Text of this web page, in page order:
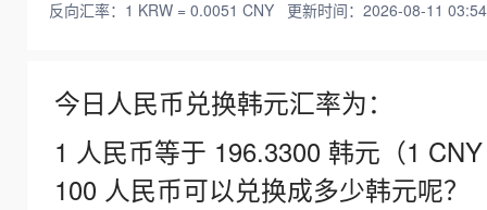
反向汇率：1 KRW = 0.0051 CNY 更新时间：2026-08-11
今日人民币兑换韩元汇率为：
1 人民币等于 196.3300 韩元（1
100 人民币可以兑换成多少韩元呢？